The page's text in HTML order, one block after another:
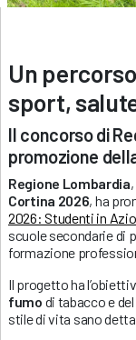
Un
sport,
Il concorso di
promozione
Regione Lombardia
Cortina 2026, ha
2026: Studenti in
scuole secondarie di
formazione
Il progetto ha
fumo di tabacco e del
stile di vita sano